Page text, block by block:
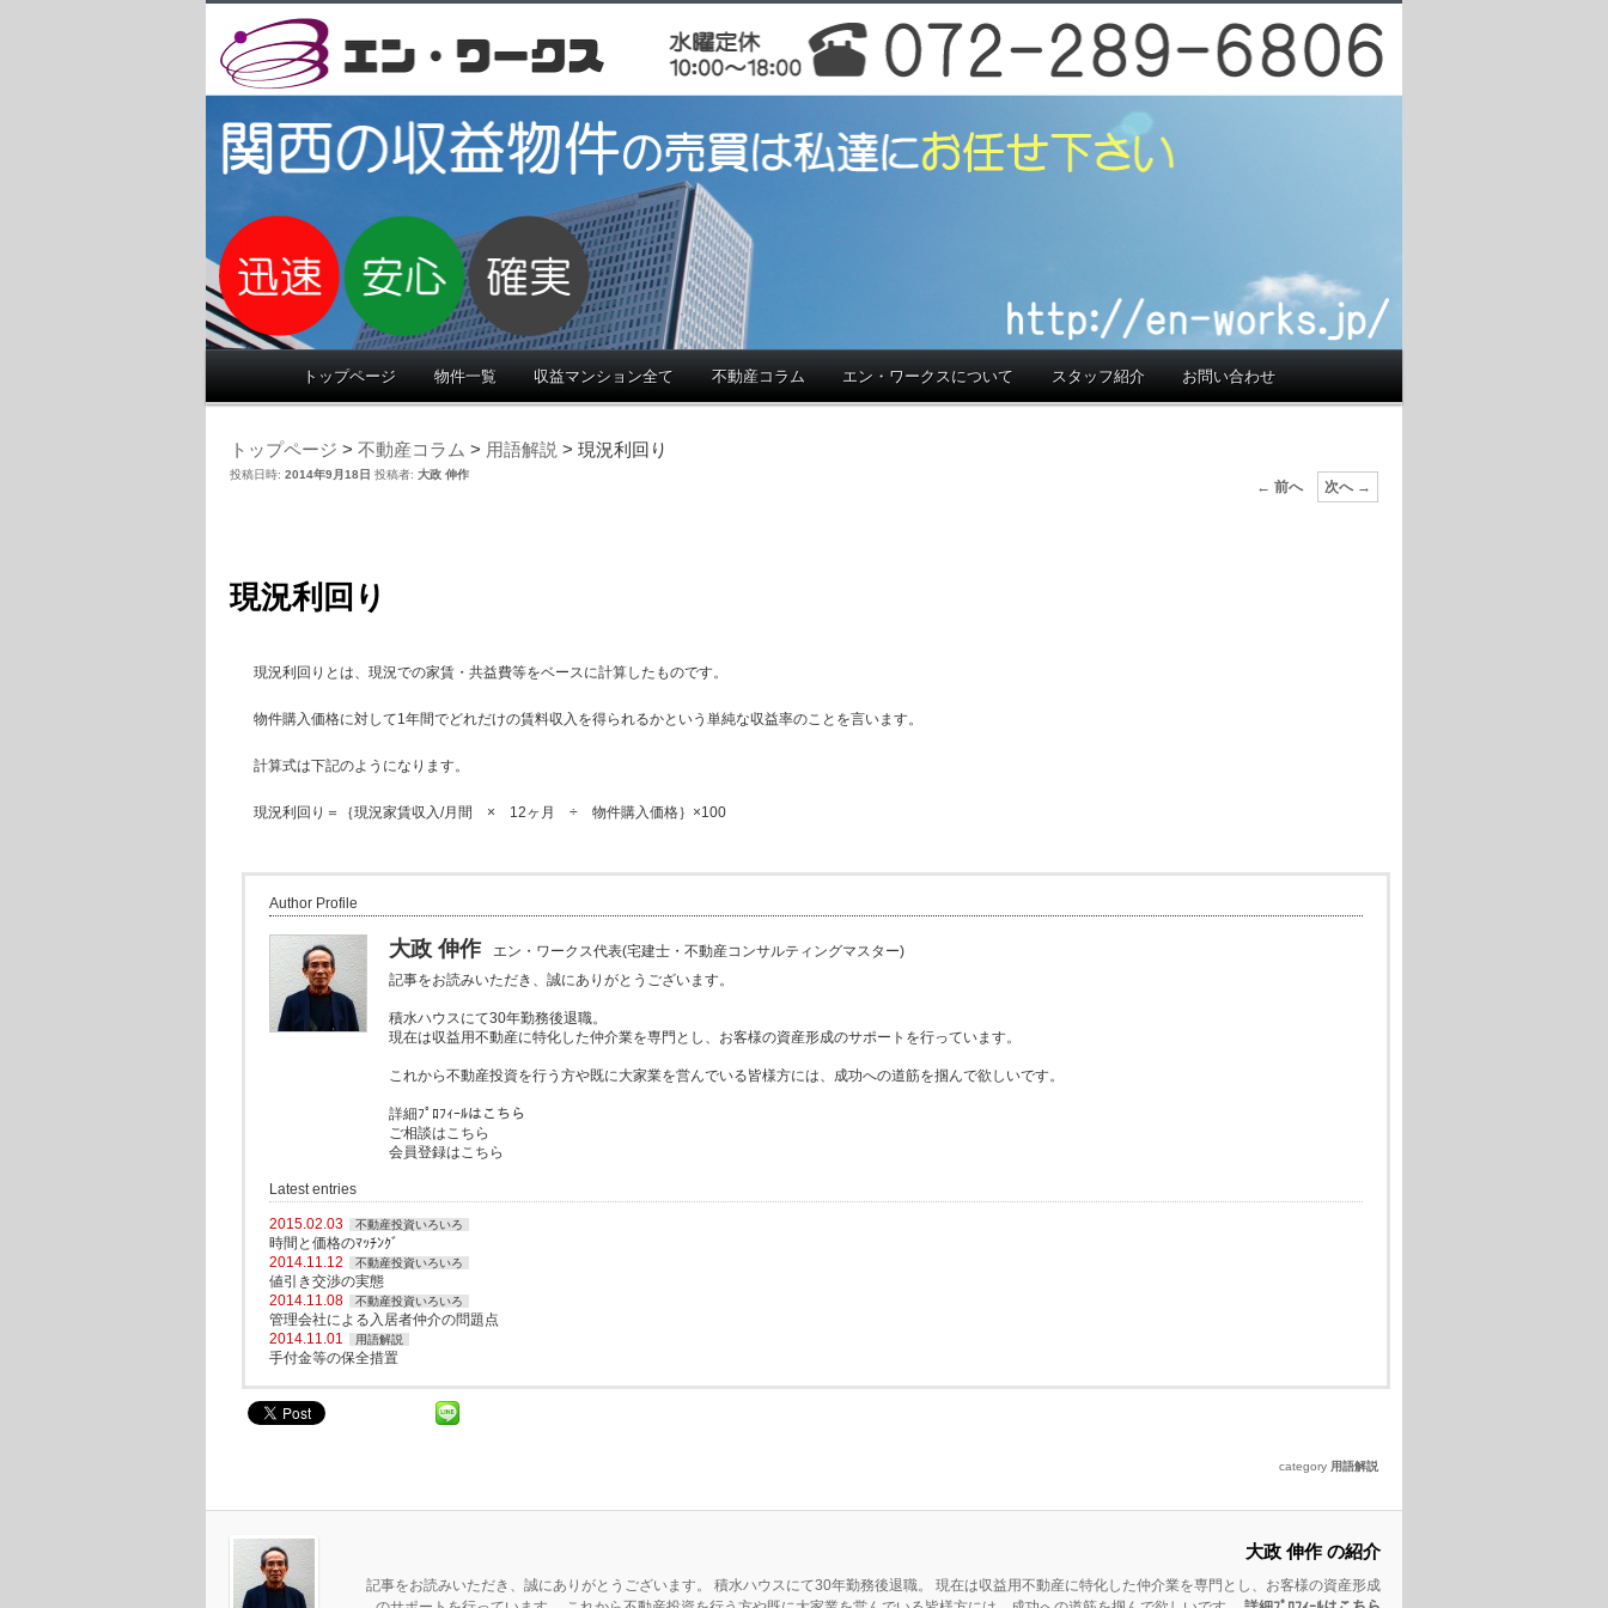
大阪・関西の不動産投資。大阪・関西の【投資収益物件検索サイト】で
す。大阪・奈良・和歌山で不動産投資・収益物件をお探しの方をお手伝い
致します。
大阪,不動産,投資,収益,物件,堺,近畿,関西,奈良,和歌山
トップページ 物件一覧 収益マンション全て 不動産コラム エン・ワークスについて スタッフ紹介 お問い合わせ
トップページ > 不動産コラム > 用語解説 > 現況利回り
投稿ナビゲーシ
ョン
← 前へ 次へ →
現況利回り
投稿日時: 2014年9月18日 投稿者: 大政 伸作
現況利回りとは、現況での家賃・共益費等をベースに計算したものです。
物件購入価格に対して1年間でどれだけの賃料収入を得られるかという単純な収益率のことを言います。
計算式は下記のようになります。
現況利回り＝｛現況家賃収入/月間 × 12ヶ月 ÷ 物件購入価格｝×100
Author Profile
大政 伸作
エン・ワークス代表(宅建士・不動産コンサルティングマスター)
記事をお読みいただき、誠にありがとうございます。
積水ハウスにて30年勤務後退職。
現在は収益用不動産に特化した仲介業を専門とし、お客様の資産形成のサポートを行っています。
これから不動産投資を行う方や既に大家業を営んでいる皆様方には、成功への道筋を掴んで欲しいです。
詳細ﾌﾟﾛﾌｨｰﾙはこちら
ご相談はこちら
会員登録はこちら
Latest entries
2015.02.03 不動産投資いろいろ
時間と価格のﾏｯﾁﾝｸﾞ
2014.11.12
不動産投資いろいろ
値引き交渉の実態
2014.11.08
不動産投資いろいろ
管理会社による入居者仲介の問題点
2014.11.01
用語解説
手付金等の保全措置
category 用語解説
大政 伸作 の紹介
記事をお読みいただき、誠にありがとうございます。 積水ハウスにて30年勤務後退職。 現在は収益用不動産に特化した仲介業を専門とし、お客様の資産形成